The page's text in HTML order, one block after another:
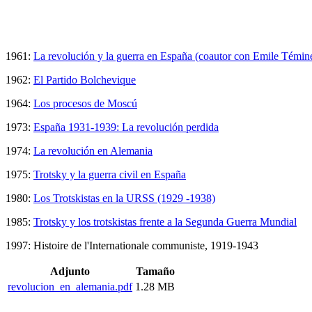
1961: La revolución y la guerra en España (coautor con Emile
1962: El Partido Bolchevique
1964: Los procesos de Moscú
1973: España 1931-1939: La revolución perdida
1974: La revolución en Alemania
1975: Trotsky y la guerra civil en España
1980: Los Trotskistas en la URSS (1929 -1938)
1985: Trotsky y los trotskistas frente a la Segunda Guerra Mundial
1997: Histoire de l'Internationale communiste, 1919-1943
Adjunto
Tamaño
revolucion_en_alemania.pdf 1.28 MB